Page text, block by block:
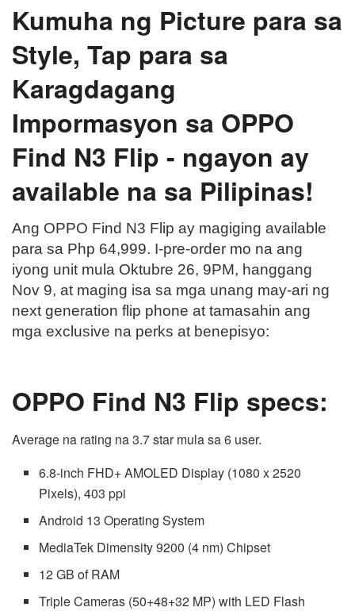
Kumuha ng Picture para sa
Style, Tap para sa
Karagdagang
Impormasyon sa OPPO
Find N3 Flip - ngayon ay
available na sa Pilipinas!
Ang OPPO Find N3 Flip ay magiging available
para sa Php 64,999. I-pre-order mo na ang
iyong unit mula Oktubre 26, 9PM, hanggang
Nov 9, at maging isa sa mga unang may-ari ng
next generation flip phone at tamasahin ang
mga exclusive na perks at benepisyo:
OPPO Find N3 Flip specs:
Average na rating na 3.7 star mula sa 6 user.
6.8-inch FHD+ AMOLED Display (1080 x 2520
Pixels), 403 ppi
Android 13 Operating System
MediaTek Dimensity 9200 (4 nm) Chipset
12 GB of RAM
Triple Cameras (50+48+32 MP) with LED Flash